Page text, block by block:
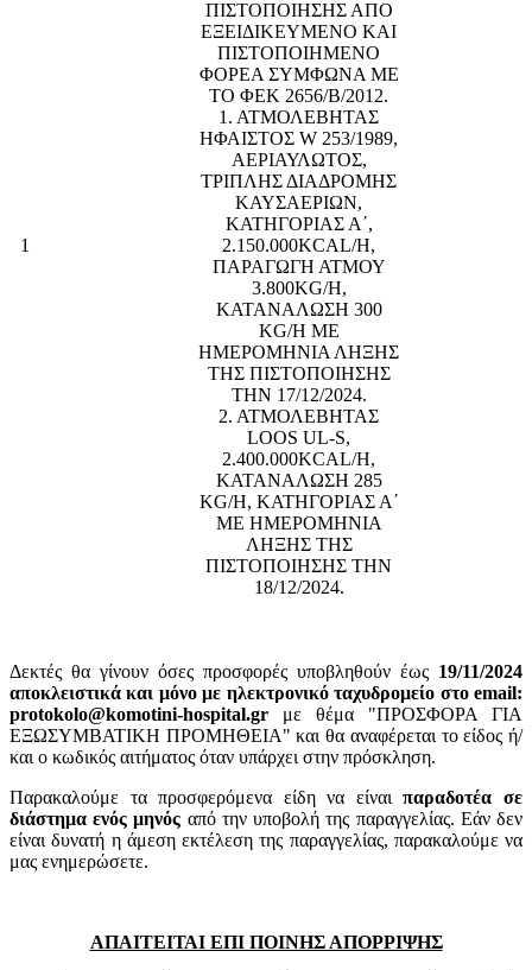
1
ΠΙΣΤΟΠΟΙΗΣΗΣ ΑΠΟ
ΕΞΕΙΔΙΚΕΥΜΕΝΟ ΚΑΙ
ΠΙΣΤΟΠΟΙΗΜΕΝΟ
ΦΟΡΕΑ ΣΥΜΦΩΝΑ ΜΕ
ΤΟ ΦΕΚ 2656/Β/2012.
1. ΑΤΜΟΛΕΒΗΤΑΣ
ΗΦΑΙΣΤΟΣ W 253/1989,
ΑΕΡΙΑΥΛΩΤΟΣ,
ΤΡΙΠΛΗΣ ΔΙΑΔΡΟΜΗΣ
ΚΑΥΣΑΕΡΙΩΝ,
ΚΑΤΗΓΟΡΙΑΣ Α΄,
2.150.000KCAL/H,
ΠΑΡΑΓΩΓΗ ΑΤΜΟΥ
3.800KG/H,
ΚΑΤΑΝΑΛΩΣΗ 300
KG/H ΜΕ
ΗΜΕΡΟΜΗΝΙΑ ΛΗΞΗΣ
ΤΗΣ ΠΙΣΤΟΠΟΙΗΣΗΣ
ΤΗΝ 17/12/2024.
2. ΑΤΜΟΛΕΒΗΤΑΣ
LOOS UL-S,
2.400.000KCAL/H,
ΚΑΤΑΝΑΛΩΣΗ 285
KG/H, ΚΑΤΗΓΟΡΙΑΣ Α΄
ΜΕ ΗΜΕΡΟΜΗΝΙΑ
ΛΗΞΗΣ ΤΗΣ
ΠΙΣΤΟΠΟΙΗΣΗΣ ΤΗΝ
18/12/2024.
Δεκτές θα γίνουν όσες προσφορές υποβληθούν έως 19/11/2024
αποκλειστικά και μόνο με ηλεκτρονικό ταχυδρομείο στο email:
protokolo@komotini-hospital.gr με θέμα "ΠΡΟΣΦΟΡΑ ΓΙΑ
ΕΞΩΣΥΜΒΑΤΙΚΗ ΠΡΟΜΗΘΕΙΑ" και θα αναφέρεται το είδος ή/
και ο κωδικός αιτήματος όταν υπάρχει στην πρόσκληση.
Παρακαλούμε τα προσφερόμενα είδη να είναιπαραδοτέα σε
διάστημα ενός μηνός από την υποβολή της παραγγελίας. Εάν δεν
είναι δυνατή η άμεση εκτέλεση της παραγγελίας, παρακαλούμε να
μας ενημερώσετε.
ΑΠΑΙΤΕΙΤΑΙ ΕΠΙ ΠΟΙΝΗΣ ΑΠΟΡΡΙΨΗΣ